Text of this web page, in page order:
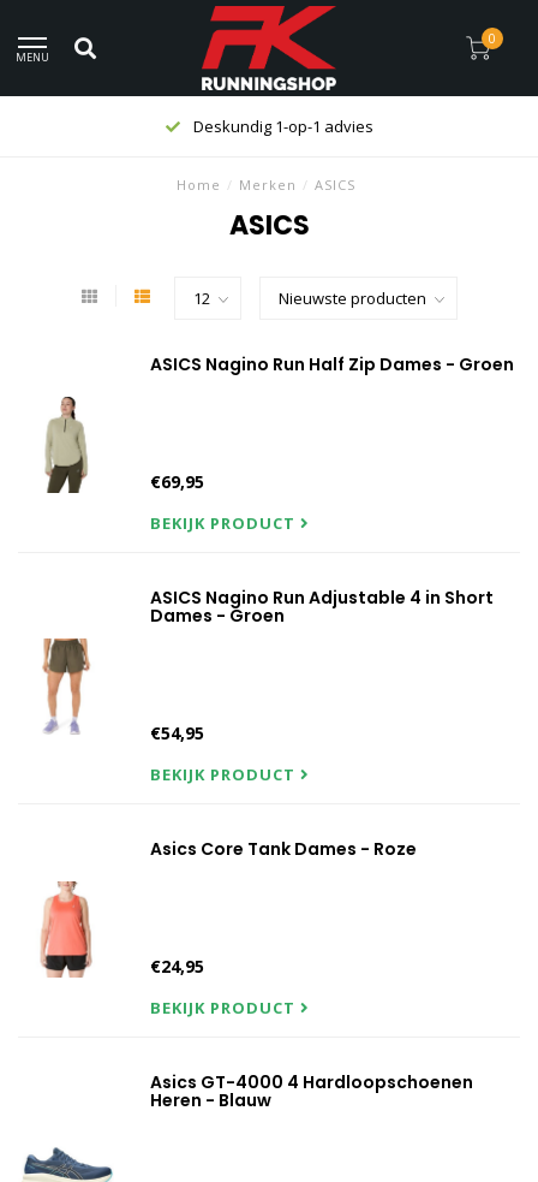
MENU
0
Deskundig 1-op-1 advies
Home / Merken / ASICS
ASICS
ASICS Nagino Run Half Zip Dames - Groen
€69,95
BEKIJK PRODUCT
ASICS Nagino Run Adjustable 4 in Short
Dames - Groen
€54,95
BEKIJK PRODUCT
Asics Core Tank Dames - Roze
€24,95
BEKIJK PRODUCT
Asics GT-4000 4 Hardloopschoenen
Heren - Blauw